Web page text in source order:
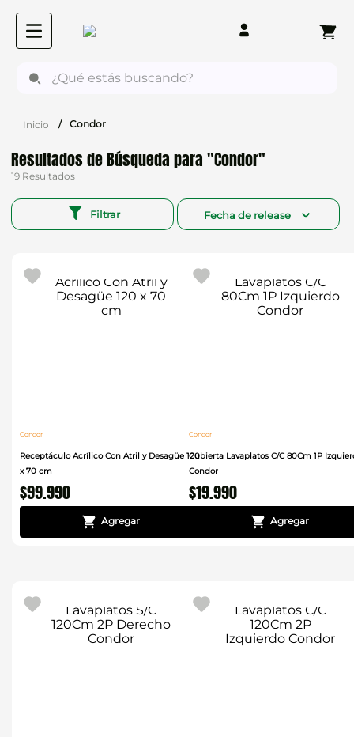
Condor
Condor
19
Filtrar Fecha de release
Condor
Receptáculo Acrílico Con Atril y Desagüe 120
x 70 cm
$99.990
Condor
Cubierta Lavaplatos C/C 80Cm 1P
Condor
$19.990